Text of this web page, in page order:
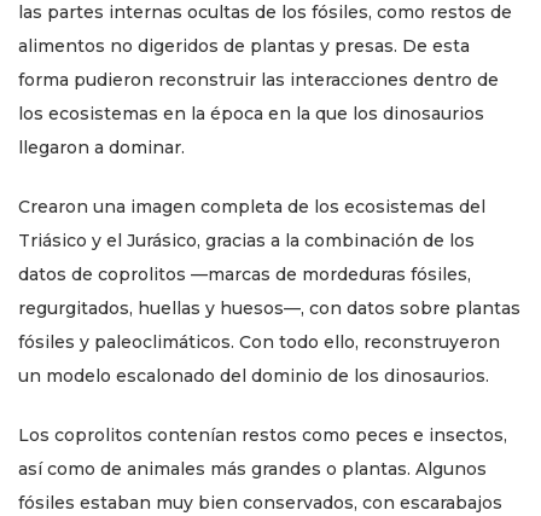
las partes internas ocultas de los fósiles, como restos de
alimentos no digeridos de plantas y presas. De esta
forma pudieron reconstruir las interacciones dentro de
los ecosistemas en la época en la que los dinosaurios
llegaron a dominar.
Crearon una imagen completa de los ecosistemas del
Triásico y el Jurásico, gracias a la combinación de los
datos de coprolitos —marcas de mordeduras fósiles,
regurgitados, huellas y huesos—, con datos sobre plantas
fósiles y paleoclimáticos. Con todo ello, reconstruyeron
un modelo escalonado del dominio de los dinosaurios.
Los coprolitos contenían restos como peces e insectos,
así como de animales más grandes o plantas. Algunos
fósiles estaban muy bien conservados, con escarabajos